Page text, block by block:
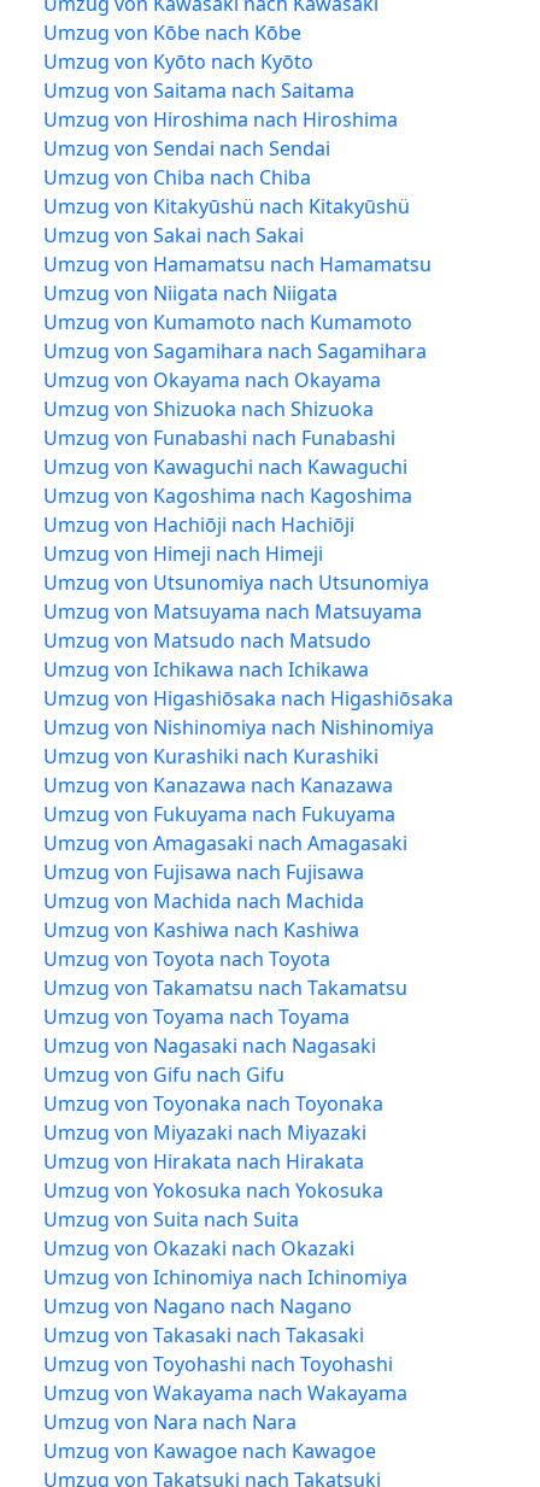
Umzug von Kōbe nach Kōbe
Umzug von Kyōto nach Kyōto
Umzug von Saitama nach Saitama
Umzug von Hiroshima nach Hiroshima
Umzug von Sendai nach Sendai
Umzug von Chiba nach Chiba
Umzug von Kitakyūshü nach Kitakyūshü
Umzug von Sakai nach Sakai
Umzug von Hamamatsu nach Hamamatsu
Umzug von Niigata nach Niigata
Umzug von Kumamoto nach Kumamoto
Umzug von Sagamihara nach Sagamihara
Umzug von Okayama nach Okayama
Umzug von Shizuoka nach Shizuoka
Umzug von Funabashi nach Funabashi
Umzug von Kawaguchi nach Kawaguchi
Umzug von Kagoshima nach Kagoshima
Umzug von Hachiōji nach Hachiōji
Umzug von Himeji nach Himeji
Umzug von Utsunomiya nach Utsunomiya
Umzug von Matsuyama nach Matsuyama
Umzug von Matsudo nach Matsudo
Umzug von Ichikawa nach Ichikawa
Umzug von Higashiōsaka nach Higashiōsaka
Umzug von Nishinomiya nach Nishinomiya
Umzug von Kurashiki nach Kurashiki
Umzug von Kanazawa nach Kanazawa
Umzug von Fukuyama nach Fukuyama
Umzug von Amagasaki nach Amagasaki
Umzug von Fujisawa nach Fujisawa
Umzug von Machida nach Machida
Umzug von Kashiwa nach Kashiwa
Umzug von Toyota nach Toyota
Umzug von Takamatsu nach Takamatsu
Umzug von Toyama nach Toyama
Umzug von Nagasaki nach Nagasaki
Umzug von Gifu nach Gifu
Umzug von Toyonaka nach Toyonaka
Umzug von Miyazaki nach Miyazaki
Umzug von Hirakata nach Hirakata
Umzug von Yokosuka nach Yokosuka
Umzug von Suita nach Suita
Umzug von Okazaki nach Okazaki
Umzug von Ichinomiya nach Ichinomiya
Umzug von Nagano nach Nagano
Umzug von Takasaki nach Takasaki
Umzug von Toyohashi nach Toyohashi
Umzug von Wakayama nach Wakayama
Umzug von Nara nach Nara
Umzug von Kawagoe nach Kawagoe
Umzug von Takatsuki nach Takatsuki